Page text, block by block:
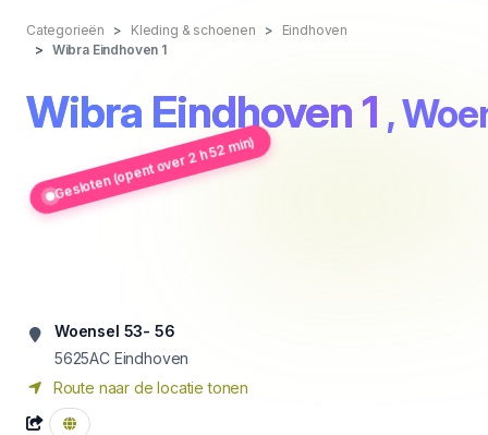
Categorieën Kleding & schoenen
Eindhoven
Wibra Eindhoven 1
Wibra Eindhoven 1 ,
Gesloten (opent over 2 h 52 min)
Woensel 53- 56
5625AC Eindhoven
Route naar de locatie tonen